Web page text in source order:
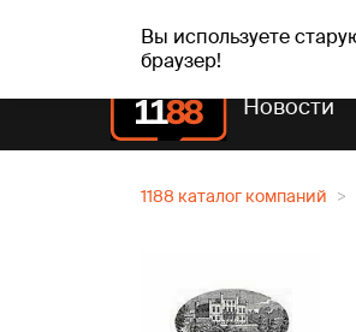
Вы используете
браузер!
чт, 06.08.2026. +21°C
Новости
1188 каталог компаний